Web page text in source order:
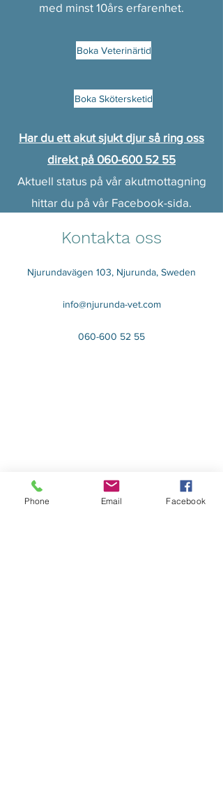
med minst 10års erfarenhet.
Har du ett akut sjukt djur så ring oss
direkt på 060-600 52 55
Aktuell status på vår akutmottagning
hittar du på vår Facebook-sida.
Boka Veterinärtid
Boka Skötersketid
Telefontider
Kontakta oss
Njurundavägen 103, Njurunda, Sweden
info@njurunda-vet.com
060-600 52 55
Phone Email Facebook